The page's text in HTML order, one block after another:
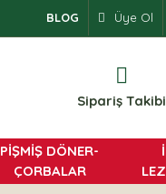
BLOG Üye Ol
Sipariş Takibi
PİŞMİŞ DÖNER-
ÇORBALAR